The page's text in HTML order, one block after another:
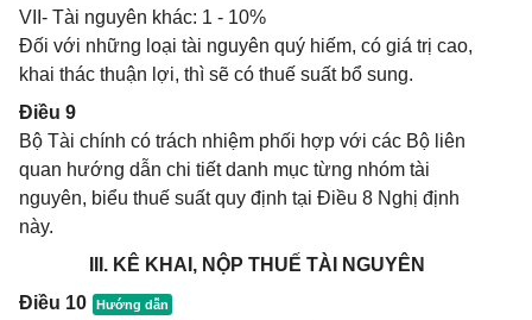
VII- Tài nguyên khác: 1 - 10%
Đối với những loại tài nguyên quý hiếm, có giá trị cao,
khai thác thuận lợi, thì sẽ có thuế suất bổ sung.
Điều 9
Bộ Tài chính có trách nhiệm phối hợp với các Bộ liên
quan hướng dẫn chi tiết danh mục từng nhóm tài
nguyên, biểu thuế suất quy định tại Điều 8 Nghị định
này.
III. KÊ KHAI, NỘP THUẾ TÀI NGUYÊN
Điều 10